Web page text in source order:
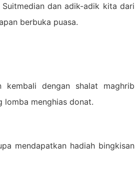
dan adik-adik kita dari
berbuka puasa.
kembali dengan shalat maghrib
lomba menghias donat.
mendapatkan hadiah bingkisan